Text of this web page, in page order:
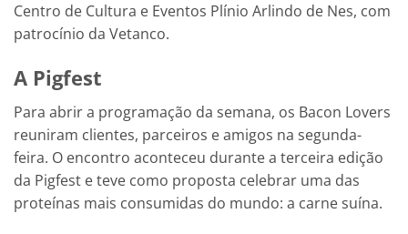
Centro de Cultura e Eventos Plínio Arlindo de Nes, com
patrocínio da Vetanco.
A Pigfest
Para abrir a programação da semana, os Bacon Lovers
reuniram clientes, parceiros e amigos na segunda-
feira. O encontro aconteceu durante a terceira edição
da Pigfest e teve como proposta celebrar uma das
proteínas mais consumidas do mundo: a carne suína.